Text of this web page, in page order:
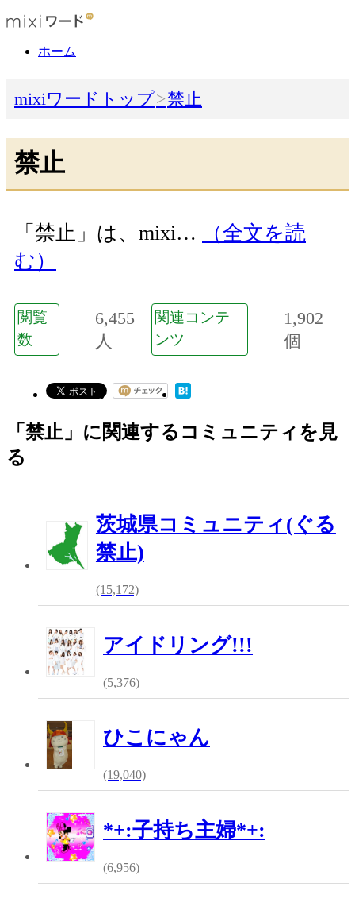
ホーム
mixiワードトップ 禁止
禁止
「禁止」は、mixi…
（全文を読
む）
閲覧
数
6,455
人
関連コンテ
ンツ
1,902
個
「禁止」に関連するコミュニティを見
る
茨城県コミュニティ(ぐる
禁止)
(15,172)
アイドリング!!!
(5,376)
ひこにゃん
(19,040)
*+:子持ち主婦*+:
(6,956)